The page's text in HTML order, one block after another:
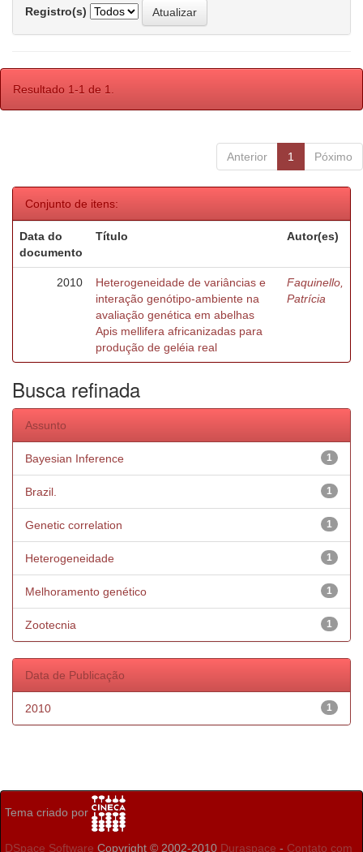
Registro(s)
Resultado 1-1 de 1.
Anterior 1 Póximo
Conjunto de itens:
Data do
documento
Título Autor(es)
2010
Heterogeneidade de variâncias e
interação genótipo-ambiente na
avaliação genética em abelhas
Apis mellifera africanizadas para
produção de geléia real
Faquinello,
Patrícia
Busca refinada
Assunto
1
Bayesian Inference
1
Brazil.
1
Genetic correlation
1
Heterogeneidade
1
Melhoramento genético
1
Zootecnia
Data de Publicação
1
2010
Tema criado por
DSpace Software Copyright © 2002-2010 Duraspace - Contato com